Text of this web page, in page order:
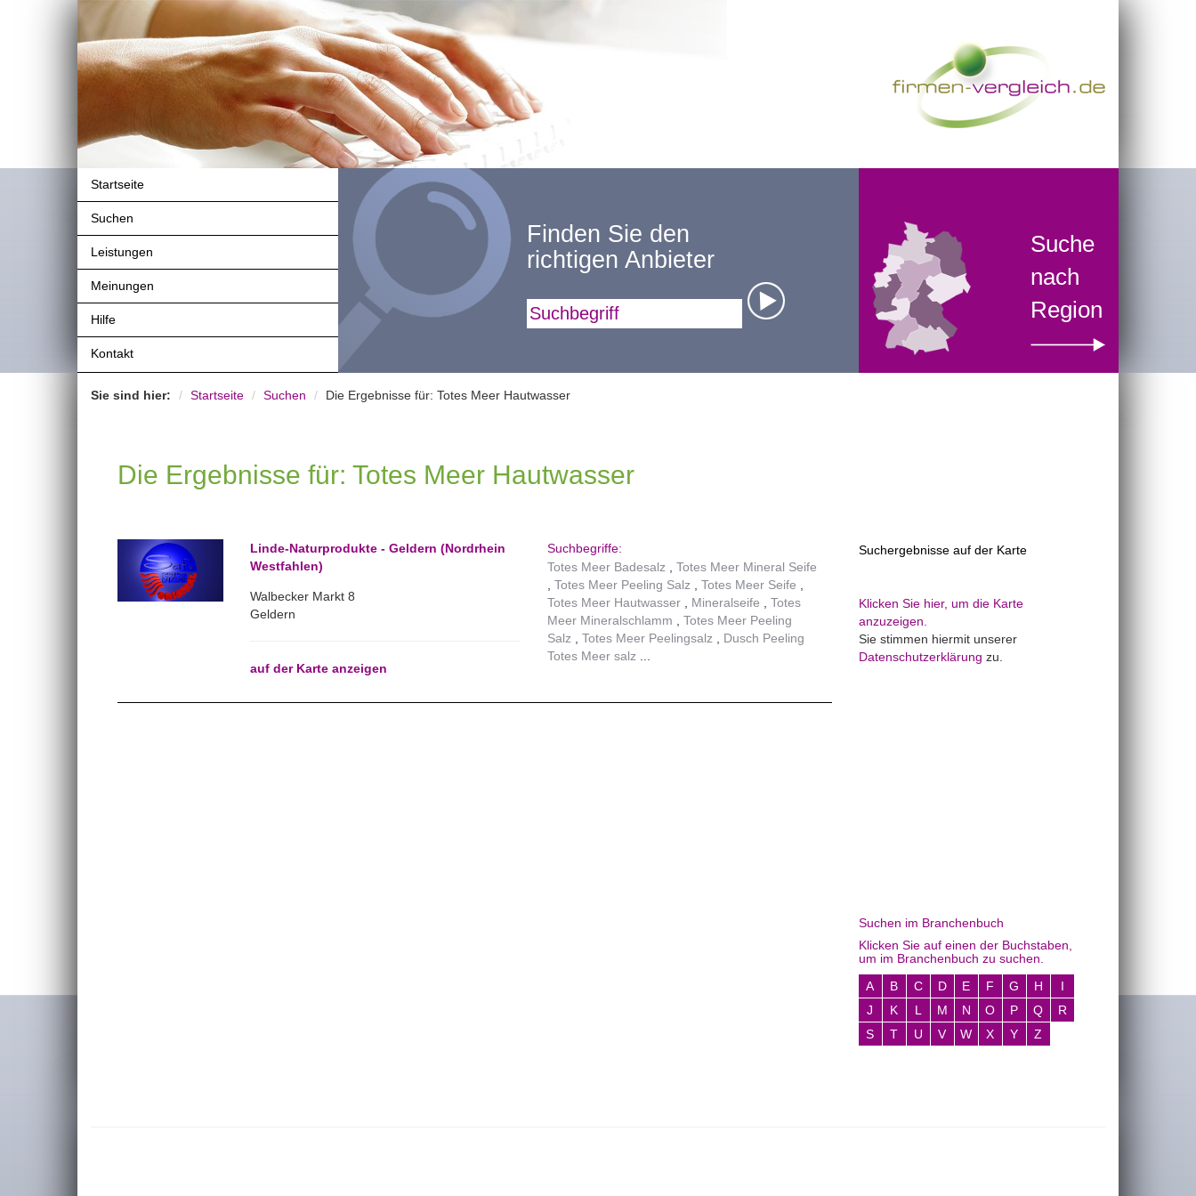
Startseite
Suchen
Leistungen
Meinungen
Hilfe
Kontakt
Finden Sie den
richtigen Anbieter
Suche
nach
Region
Sie sind hier: Startseite Suchen Die Ergebnisse für: Totes Meer Hautwasser
Die Ergebnisse für: Totes Meer Hautwasser
Linde-Naturprodukte - Geldern (Nordrhein
Westfahlen)
Walbecker Markt 8
Geldern
auf der Karte anzeigen
Suchbegriffe:
Totes Meer Badesalz
Totes Meer Mineral Seife
Totes Meer Peeling Salz
Totes Meer Seife
Totes Meer Hautwasser
Mineralseife
Totes
Meer Mineralschlamm
Totes Meer Peeling
Salz
Totes Meer Peelingsalz
Dusch Peeling
Totes Meer salz
Suchergebnisse auf der Karte
Klicken Sie hier, um die Karte
anzuzeigen.
Sie stimmen hiermit unserer
Datenschutzerklärung zu.
Suchen im Branchenbuch
Klicken Sie auf einen der Buchstaben,
um im Branchenbuch zu suchen.
A
B C D E F G H
I
J
K L M N O P Q
R
S
T U V W X Y Z